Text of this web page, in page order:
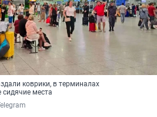
коврики, в терминалах
места